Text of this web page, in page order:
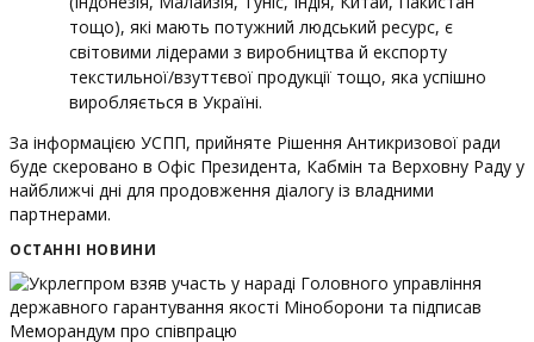
тощо), які мають потужний людський ресурс, є
світовими лідерами з виробництва й експорту
текстильної/взуттєвої продукції тощо, яка успішно
виробляється в Україні.
За інформацією УСПП, прийняте Рішення Антикризової ради
буде скеровано в Офіс Президента, Кабмін та Верховну Раду у
найближчі дні для продовження діалогу із владними
партнерами.
ОСТАННІ НОВИНИ